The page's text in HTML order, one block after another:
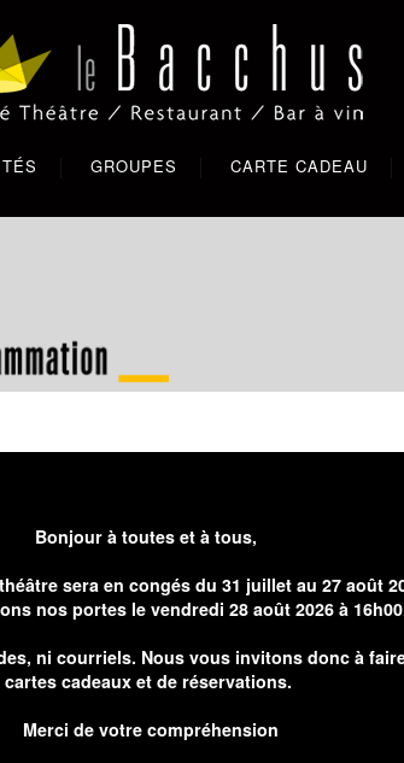
GROUPES CARTE CADEAU
Bonjour à toutes et à tous,
sera en congés du 31 juillet au 27 août
nos portes le vendredi 28 août 2026 à
ni courriels. Nous vous invitons donc à
cartes cadeaux et de réservations.
Merci de votre compréhension